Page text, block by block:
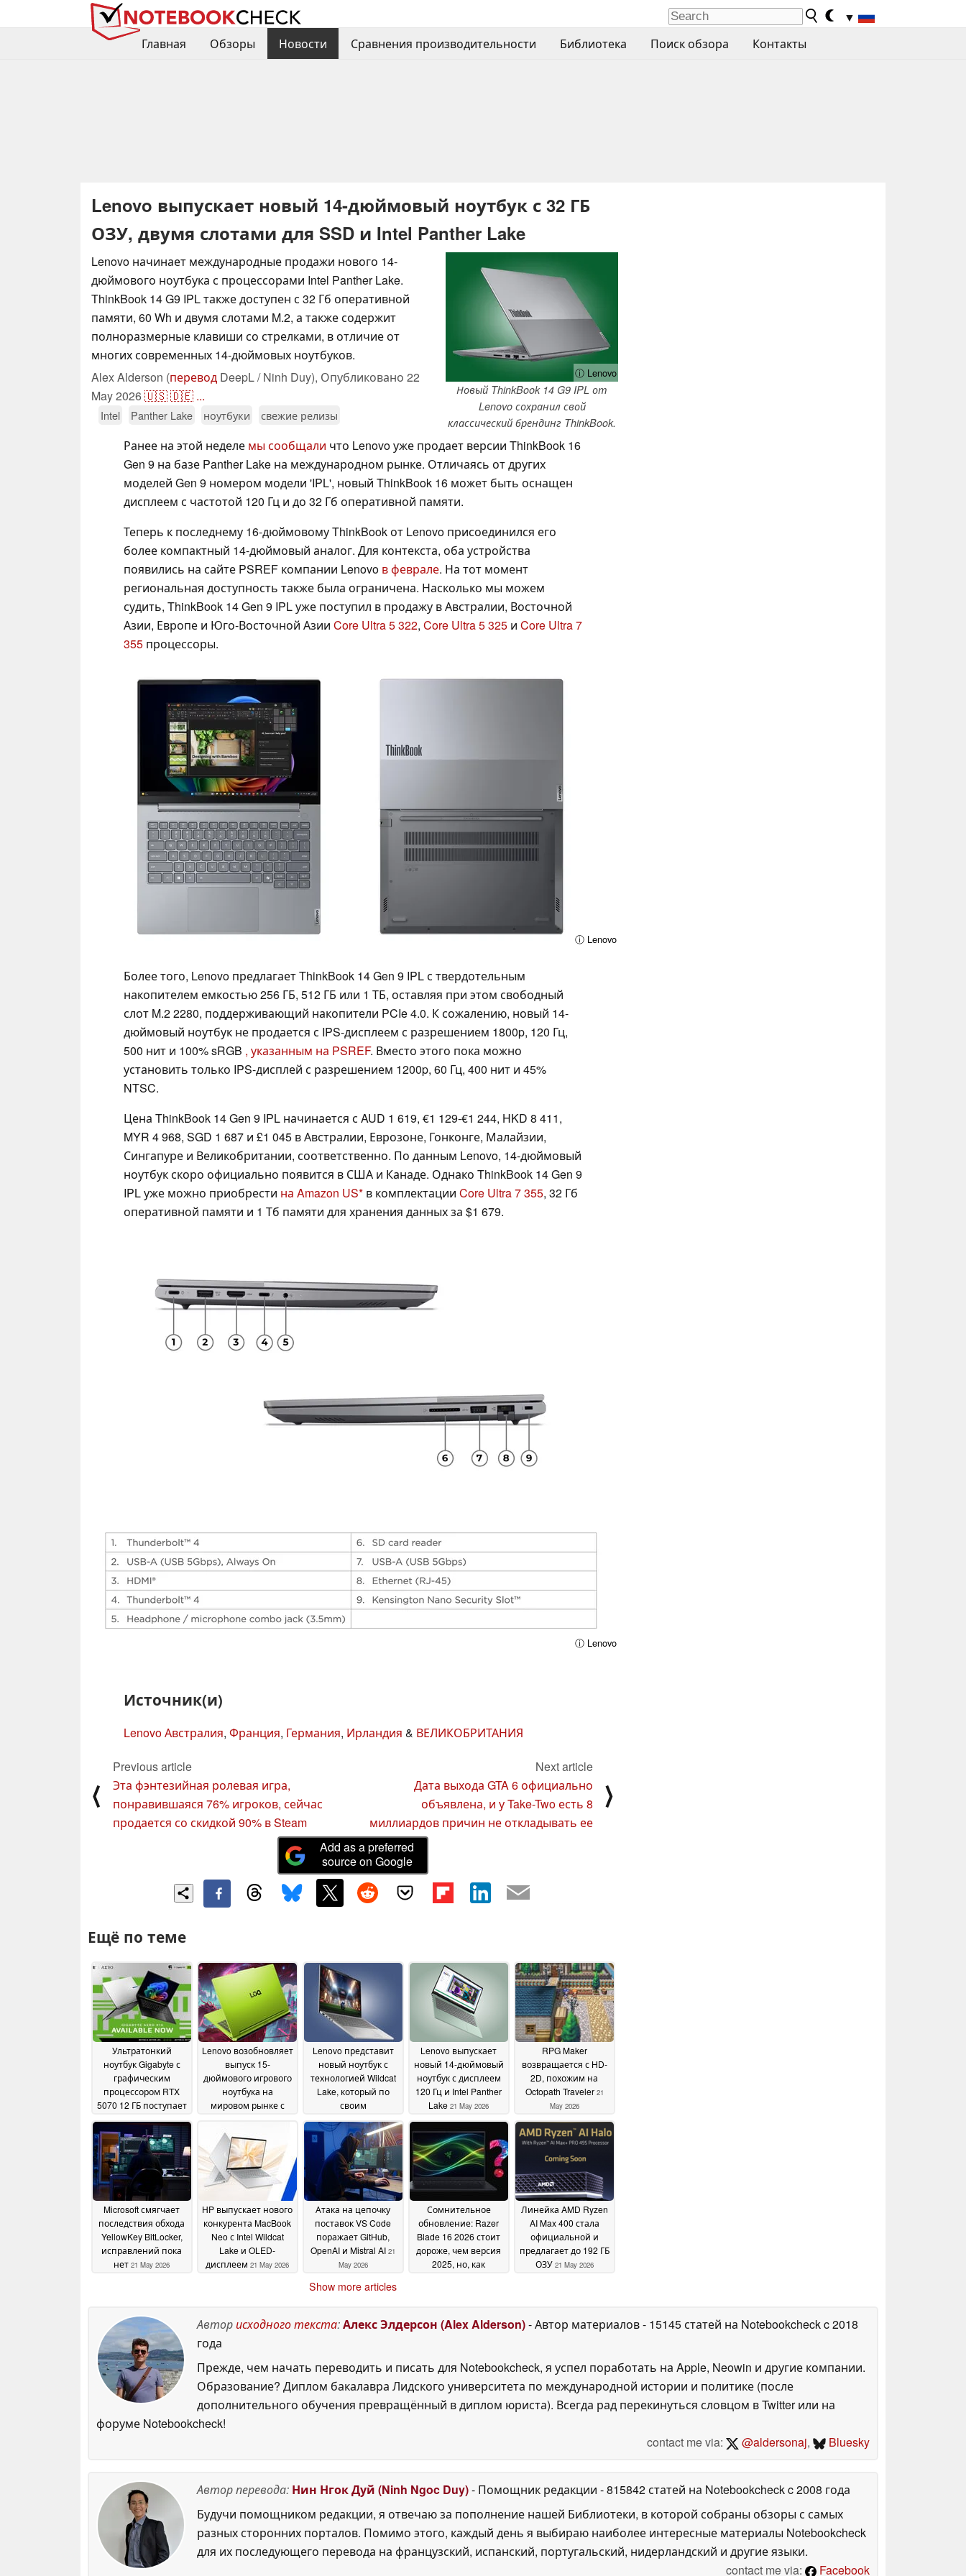
▼
Главная
Обзоры Новости Сравнения производительности Библиотека Поиск обзора Контакты
Lenovo выпускает новый 14-дюймовый ноутбук с 32 ГБ
ОЗУ, двумя слотами для SSD и Intel Panther Lake
ⓘ Lenovo
Новый ThinkBook 14 G9 IPL от
Lenovo сохранил свой
классический брендинг ThinkBook.
Lenovo начинает международные продажи нового 14-
дюймового ноутбука с процессорами Intel Panther Lake.
ThinkBook 14 G9 IPL также доступен с 32 Гб оперативной
памяти, 60 Wh и двумя слотами M.2, а также содержит
полноразмерные клавиши со стрелками, в отличие от
многих современных 14-дюймовых ноутбуков.
Alex Alderson (перевод DeepL / Ninh Duy), Опубликовано 22
May 2026🇺🇸🇩🇪 ...
Intel Panther Lake ноутбуки свежие релизы
Ранее на этой неделе мы сообщали что Lenovo уже продает версии ThinkBook 16
Gen 9 на базе Panther Lake на международном рынке. Отличаясь от других
моделей Gen 9 номером модели 'IPL', новый ThinkBook 16 может быть оснащен
дисплеем с частотой 120 Гц и до 32 Гб оперативной памяти.
Теперь к последнему 16-дюймовому ThinkBook от Lenovo присоединился его
более компактный 14-дюймовый аналог. Для контекста, оба устройства
появились на сайте PSREF компании Lenovo в феврале. На тот момент
региональная доступность также была ограничена. Насколько мы можем
судить, ThinkBook 14 Gen 9 IPL уже поступил в продажу в Австралии, Восточной
Азии, Европе и Юго-Восточной Азии Core Ultra 5 322, Core Ultra 5 325 и Core Ultra 7
355 процессоры.
ⓘ Lenovo
Более того, Lenovo предлагает ThinkBook 14 Gen 9 IPL с твердотельным
накопителем емкостью 256 ГБ, 512 ГБ или 1 ТБ, оставляя при этом свободный
слот M.2 2280, поддерживающий накопители PCIe 4.0. К сожалению, новый 14-
дюймовый ноутбук не продается с IPS-дисплеем с разрешением 1800p, 120 Гц,
500 нит и 100% sRGB , указанным на PSREF. Вместо этого пока можно
установить только IPS-дисплей с разрешением 1200p, 60 Гц, 400 нит и 45%
NTSC.
Цена ThinkBook 14 Gen 9 IPL начинается с AUD 1 619, €1 129-€1 244, HKD 8 411,
MYR 4 968, SGD 1 687 и £1 045 в Австралии, Еврозоне, Гонконге, Малайзии,
Сингапуре и Великобритании, соответственно. По данным Lenovo, 14-дюймовый
ноутбук скоро официально появится в США и Канаде. Однако ThinkBook 14 Gen 9
IPL уже можно приобрести на Amazon US в комплектации Core Ultra 7 355, 32 Гб
оперативной памяти и 1 Тб памяти для хранения данных за $1 679.
ⓘ Lenovo
Источник(и)
Lenovo Австралия, Франция, Германия, Ирландия & ВЕЛИКОБРИТАНИЯ
⟨
Previous article
Эта фэнтезийная ролевая игра,
понравившаяся 76% игроков, сейчас
продается со скидкой 90% в Steam
Next article
Дата выхода GTA 6 официально
объявлена, и у Take-Two есть 8
миллиардов причин не откладывать ее
⟩
Add as a preferred
source on Google
Ещё по теме
Ультратонкий
ноутбук Gigabyte с
графическим
процессором RTX
5070 12 ГБ поступает
27
May 2026
Lenovo возобновляет
выпуск 15-
дюймового игрового
ноутбука на
мировом рынке с
Lenovo представит
новый ноутбук с
технологией Wildcat
Lake, который по
своим
превзойдет MacBook
Neo 23 May 2026
Lenovo выпускает
новый 14-дюймовый
ноутбук с дисплеем
120 Гц и Intel Panther
Lake 21 May 2026
RPG Maker
возвращается с HD-
2D, похожим на
Octopath Traveler 21
May 2026
Microsoft смягчает
последствия обхода
YellowKey BitLocker,
исправлений пока
нет 21 May 2026
HP выпускает нового
конкурента MacBook
Neo с Intel Wildcat
Lake и OLED-
дисплеем 21 May 2026
Атака на цепочку
поставок VS Code
поражает GitHub,
OpenAI и Mistral AI 21
May 2026
Сомнительное
обновление: Razer
Blade 16 2026 стоит
дороже, чем версия
2025, но, как
Линейка AMD Ryzen
AI Max 400 стала
официальной и
предлагает до 192 ГБ
ОЗУ 21 May 2026
Show more articles
Авторисходного текста:Алекс Элдерсон (Alex Alderson)- Автор материалов- 15145 статей на Notebookcheckc 2018
года
Прежде, чем начать переводить и писать для Notebookcheck, я успел поработать на Apple, Neowin и другие компании.
Образование? Диплом бакалавра Лидского университета по международной истории и политике (после
дополнительного обучения превращённый в диплом юриста). Всегда рад перекинуться словцом в Twitter или на
форуме Notebookcheck!
contact me via:
@aldersonaj, Bluesky
Автор перевода: Нин Нгок Дуй (Ninh Ngoc Duy)- Помощник редакции - 815842 статей на Notebookcheckc 2008 года
Будучи помощником редакции, я отвечаю за пополнение нашей Библиотеки, в которой собраны обзоры с самых
разных сторонних порталов. Помимо этого, каждый день я выбираю наиболее интересные материалы Notebookcheck
для их последующего перевода на французский, испанский, португальский, нидерландский и другие языки.
contact me via:
Facebook